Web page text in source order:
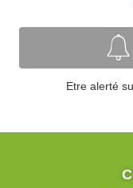
Etre alerté